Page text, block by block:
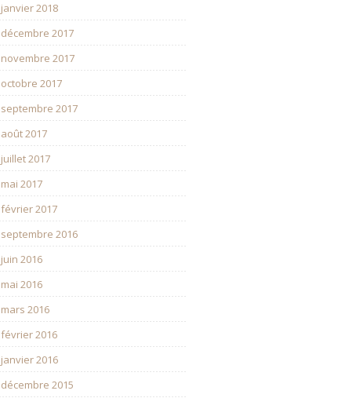
janvier 2018
décembre 2017
novembre 2017
octobre 2017
septembre 2017
août 2017
juillet 2017
mai 2017
février 2017
septembre 2016
juin 2016
mai 2016
mars 2016
février 2016
janvier 2016
décembre 2015